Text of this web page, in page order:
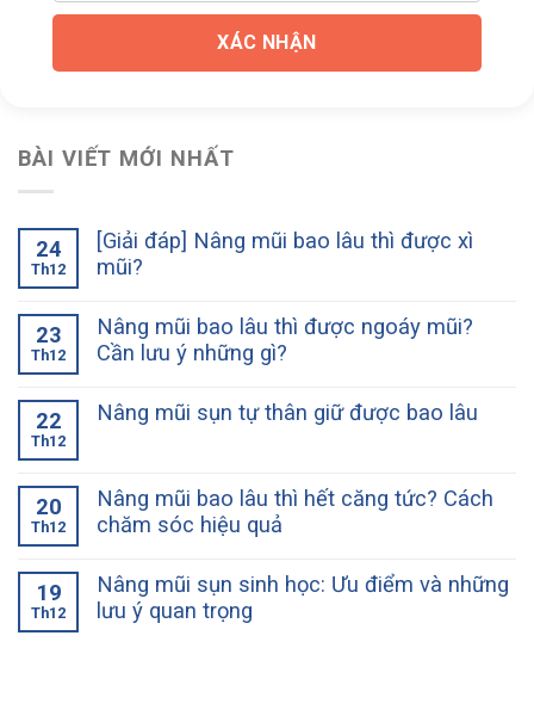
XÁC NHẬN
BÀI VIẾT MỚI NHẤT
24
Th12
[Giải đáp] Nâng mũi bao lâu thì được xì
mũi?
23
Th12
Nâng mũi bao lâu thì được ngoáy mũi?
Cần lưu ý những gì?
22
Th12
Nâng mũi sụn tự thân giữ được bao lâu
20
Th12
Nâng mũi bao lâu thì hết căng tức? Cách
chăm sóc hiệu quả
19
Th12
Nâng mũi sụn sinh học: Ưu điểm và những
lưu ý quan trọng